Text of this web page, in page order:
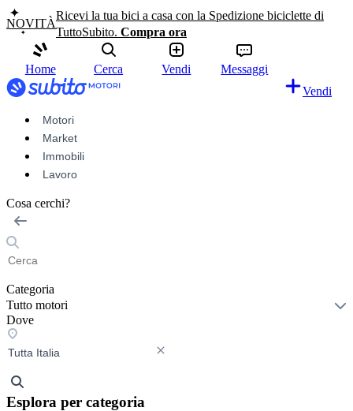
NOVITÀ
Ricevi la tua bici a casa con la Spedizione biciclette di
TuttoSubito. Compra ora
Home Cerca Vendi
Messaggi
Vendi
Motori
Market
Immobili
Lavoro
Cosa cerchi?
Categoria
Tutto motori
Dove
Esplora per categoria